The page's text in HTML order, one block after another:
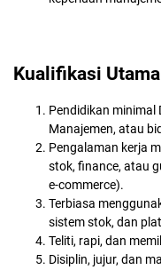
Kualifikasi
Pendidikan minimal
Manajemen, atau
Pengalaman kerja
stok, finance, atau
e-commerce).
Terbiasa
sistem stok, dan
Teliti, rapi, dan
Disiplin, jujur, dan